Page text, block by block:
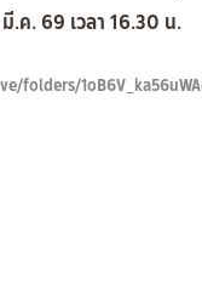
.ค. 69 เวลา 16.30 น.
folders/